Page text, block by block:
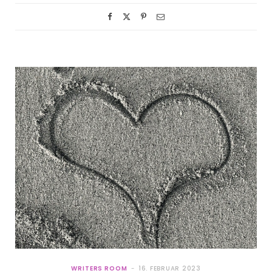
WRITERS ROOM 16. FEBRUAR 2023